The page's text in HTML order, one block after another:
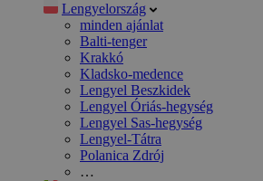
Lengyelország
minden ajánlat
Balti-tenger
Krakkó
Kladsko-medence
Lengyel Beszkidek
Lengyel Óriás-hegység
Lengyel Sas-hegység
Lengyel-Tátra
Polanica Zdrój
…